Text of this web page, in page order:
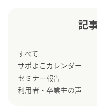
記
すべて
サポよこカレンダー
セミナー報告
利用者・卒業生の声